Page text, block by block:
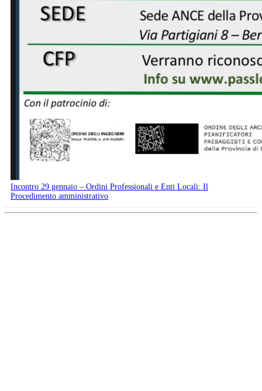
Incontro 29 gennaio – Ordini Professionali e Enti Locali: Il
Procedimento amministrativo